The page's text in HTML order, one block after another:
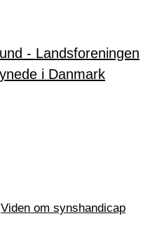
Viden om synshandicap